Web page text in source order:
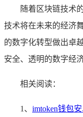
随着区块链技术
技术将在未来的经济
的数字化转型做出卓
安全、透明的数字经
相关阅读：
1、 imtoken钱包